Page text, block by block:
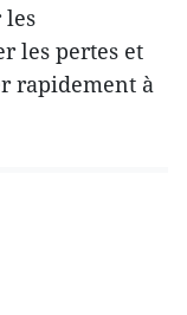
les
les pertes et
rapidement à